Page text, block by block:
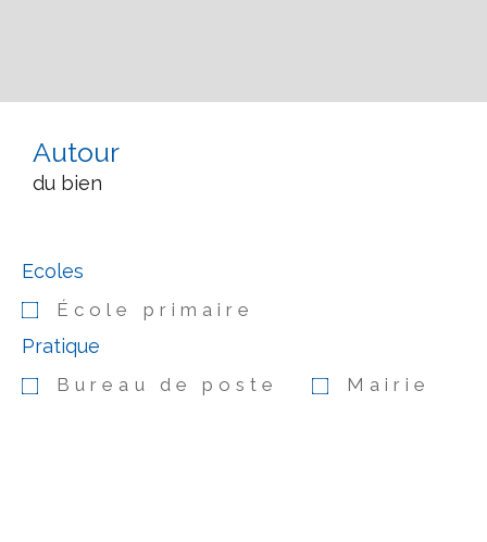
Autour
du bien
Ecoles
École primaire
Pratique
Bureau de poste Mairie